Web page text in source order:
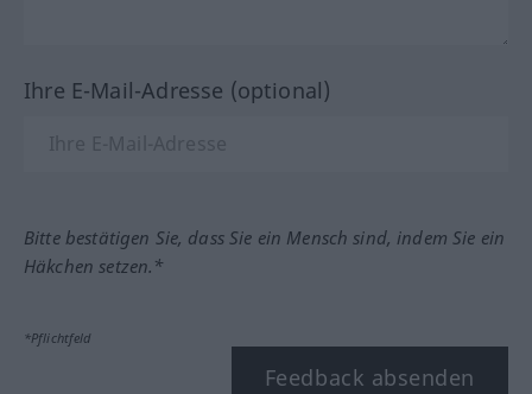
Ihre E-Mail-Adresse (optional)
Bitte bestätigen Sie, dass Sie ein Mensch sind, indem Sie ein
Häkchen setzen.*
*Pflichtfeld
Feedback absenden